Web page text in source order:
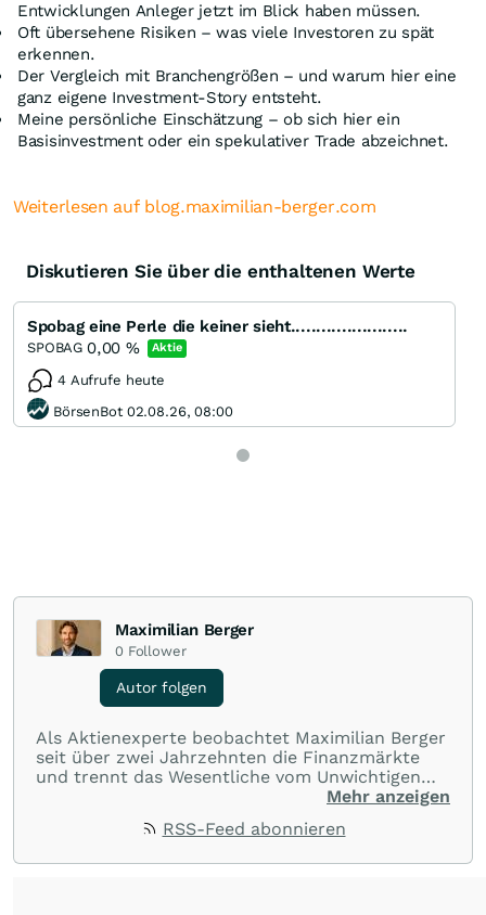
Entwicklungen Anleger jetzt im Blick haben müssen.
Oft übersehene Risiken – was viele Investoren zu spät
erkennen.
Der Vergleich mit Branchengrößen – und warum hier eine
ganz eigene Investment-Story entsteht.
Meine persönliche Einschätzung – ob sich hier ein
Basisinvestment oder ein spekulativer Trade abzeichnet.
Weiterlesen auf blog.maximilian-berger.com
Diskutieren Sie über die enthaltenen Werte
Spobag eine Perle die keiner sieht.......................
SPOBAG 0,00 % Aktie
4 Aufrufe heute
BörsenBot 02.08.26, 08:00
Maximilian Berger
0 Follower
Autor folgen
Als Aktienexperte beobachtet Maximilian Berger
seit über zwei Jahrzehnten die Finanzmärkte
und trennt das Wesentliche vom Unwichtigen
und liefert wöchentlich klare, unabhängige
und Renditen liefern.
Mehr anzeigen
RSS-Feed abonnieren